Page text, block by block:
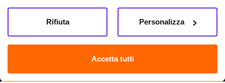
tuo utilizzo dei loro servizi.
Accetta tutti
Personalizza
Rifiuta
Farma.it S.a.s. P. IVA 07417261216 REA: NA-884088
CREDITS
Sede legale Via delle Repubbliche Marinare 128, 80147 Napoli